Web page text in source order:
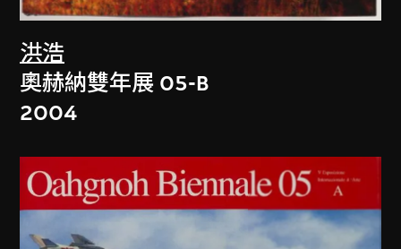
洪浩
奧赫納雙年展 05-B
2004